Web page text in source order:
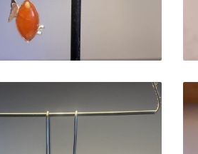
42,00 €
BRINCOS